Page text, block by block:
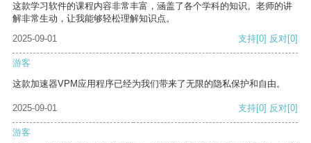
这款学习软件的课程内容非常丰富，涵盖了各个学科的知识。老师的讲
解非常生动，让我能够轻松理解知识点。
2025-09-01
支持[0] 反对[0]
游客
这款加速器VPM应用程序已经为我们带来了无限的隐私保护和自由。
2025-09-01 支持[0] 反对[0]
游客